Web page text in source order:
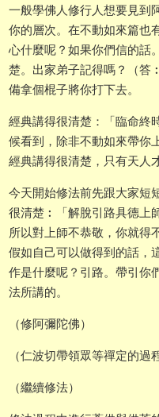
一般學佛人修行人想要見到
你的層次。在不動如來篇也
心什麼呢？如果你們信的話
楚。出家弟子記得嗎？（答
備拿個棍子將你打下去。
經典講得很清楚：「臨命終
候看到，除非不動如來帶你
經典講得很清楚，只有天人
今天開始修法前先跟大家短
很清楚︰「解脫引路具德上
所以對上師不恭敬，你就得
假如自己可以做得到的話，
作是什麼呢？引路。帶引你
法所講的。
（修阿彌陀佛）
（仁波切帶領眾等禪定的
（繼續修法）